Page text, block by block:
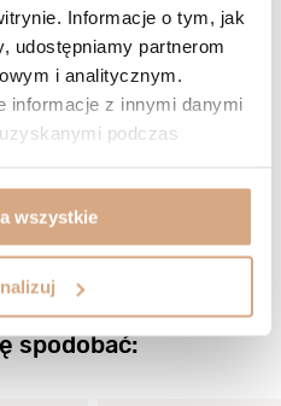
Informacje o tym, jak
udostępniamy partnerom
i analitycznym.
informacje z innymi danymi
podczas
wszystkie
spodobać: